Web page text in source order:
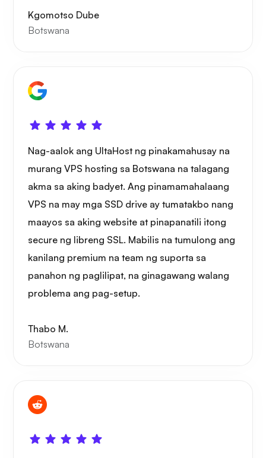
Kgomotso Dube
Botswana
Nag-aalok ang UltaHost ng pinakamahusay na
murang VPS hosting sa Botswana na talagang
akma sa aking badyet. Ang pinamamahalaang
VPS na may mga SSD drive ay tumatakbo nang
maayos sa aking website at pinapanatili itong
secure ng libreng SSL. Mabilis na tumulong ang
kanilang premium na team ng suporta sa
panahon ng paglilipat, na ginagawang walang
problema ang pag-setup.
Thabo M.
Botswana